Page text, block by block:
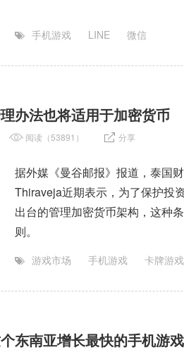
手机游戏 LINE 微信
办法也将适用于加密货币
阅读（53891） 分享
据外媒《曼谷邮报》报道，泰国
Thiraveja近期表示，为了保护投
出台的管理加密货币架构，这种
则。
游戏市场 手机游戏 卡牌游戏
东南亚增长最快的手机游